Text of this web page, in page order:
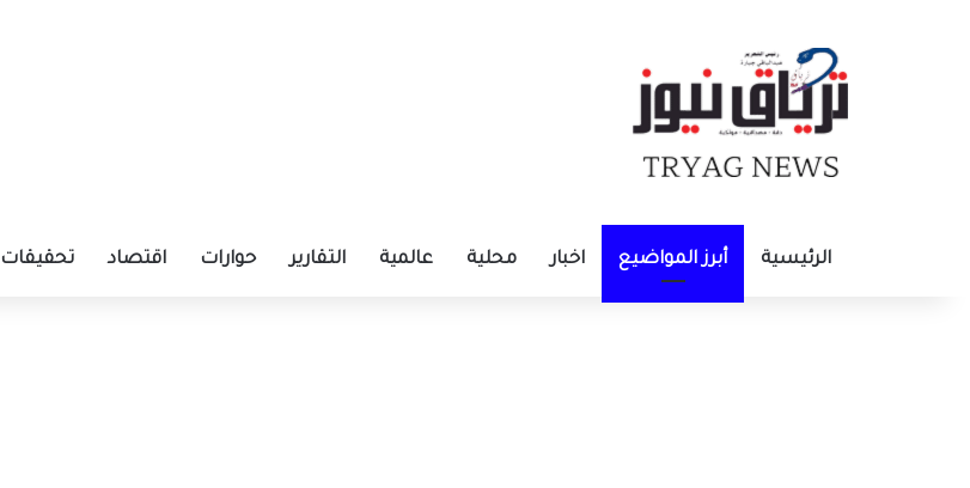
الرئيسية أبرز المواضيع اخبار محلية عالمية التقارير حوارات اقتصاد تحقيقات